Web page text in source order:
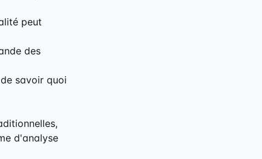
peut
des
savoir quoi
d'analyse